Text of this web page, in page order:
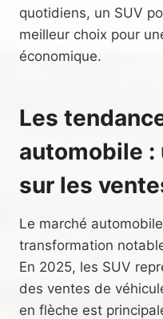
quotidiens, un SUV
meilleur choix pour
économique.
Les
automobile :
sur les
Le marché
transformation
En 2025, les SUV
des ventes de
en flèche est